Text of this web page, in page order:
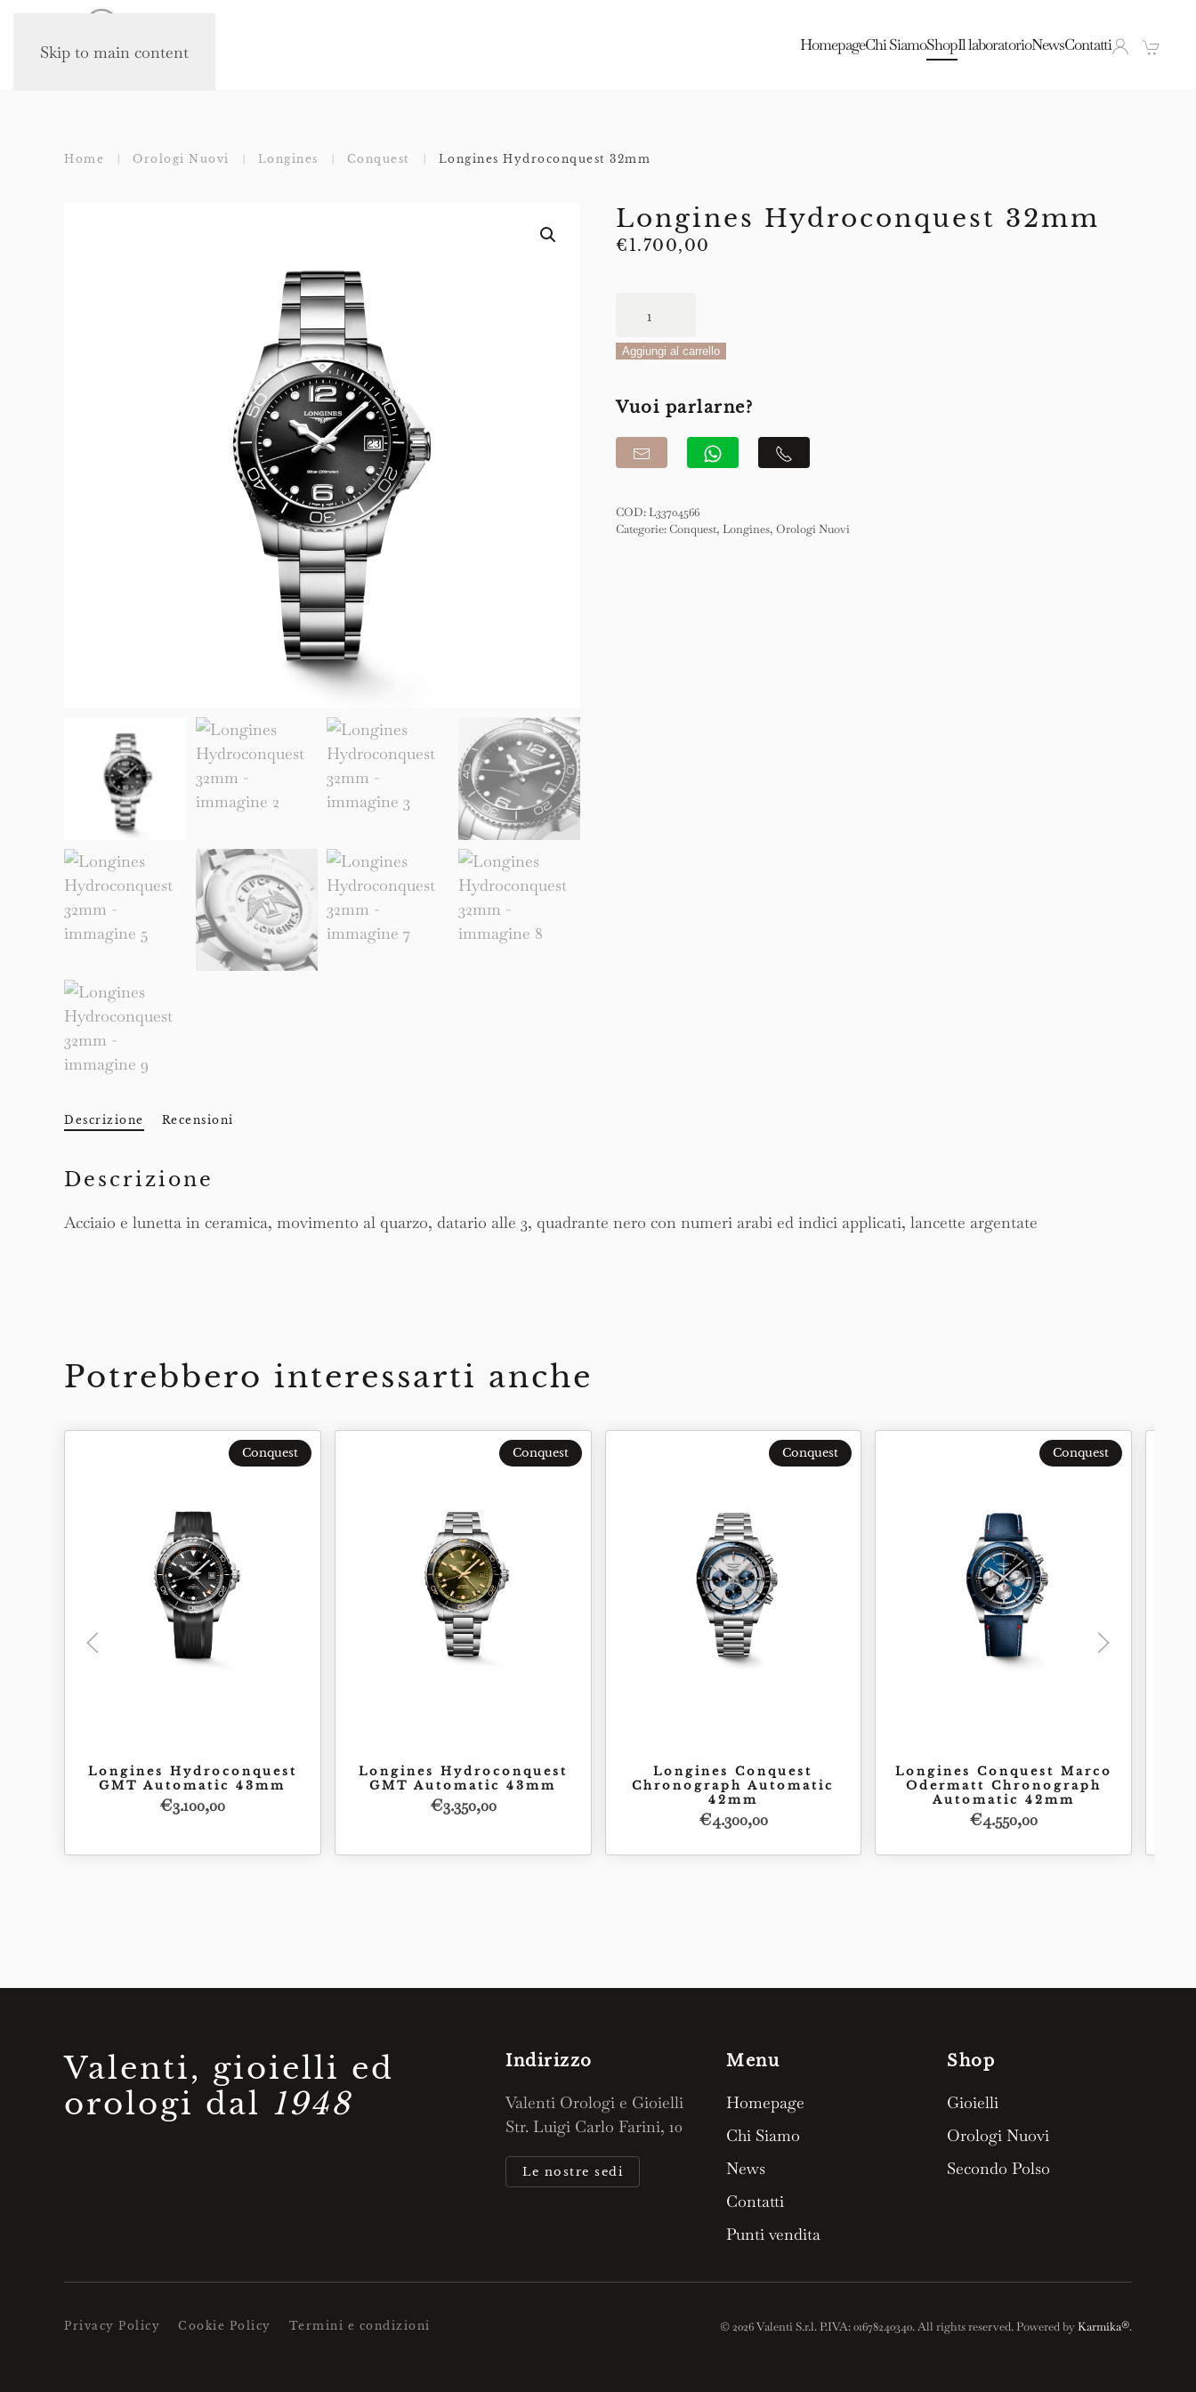
Skip to main content HomepageChi SiamoShopIl laboratorioNewsContatti
Home Orologi Nuovi Longines Conquest Longines Hydroconquest 32mm
Longines Hydroconquest 32mm
€1.700,00
Hydroconquest
32mm
Aggiungi al carrello
Vuoi parlarne?
COD:L33704566
Categorie:Conquest, Longines, Orologi Nuovi
Descrizione Recensioni
Descrizione
Acciaio e lunetta in ceramica, movimento al quarzo, datario alle 3, quadrante nero con numeri arabi ed indici applicati, lancette argentate
Potrebbero interessarti anche
Longines Hydroconquest
GMT Automatic 43mm
€3.100,00
Conquest
Longines Hydroconquest
GMT Automatic 43mm
€3.350,00
Conquest
Longines Conquest
Chronograph Automatic
42mm
€4.300,00
Conquest
Longines Conquest Marco
Odermatt Chronograph
Automatic 42mm
€4.550,00
Conquest
Valenti, gioielli ed
orologi dal 1948
Indirizzo
Valenti Orologi e Gioielli
Str. Luigi Carlo Farini, 10
Le nostre sedi
Menu
Homepage
Chi Siamo
News
Contatti
Punti vendita
Shop
Gioielli
Orologi Nuovi
Secondo Polso
Privacy Policy Cookie Policy Termini e condizioni ©2026Valenti S.r.l. P.IVA: 01678240340. All rights reserved. Powered byKarmika®.